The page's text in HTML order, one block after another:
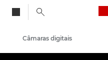
Câmaras digitais